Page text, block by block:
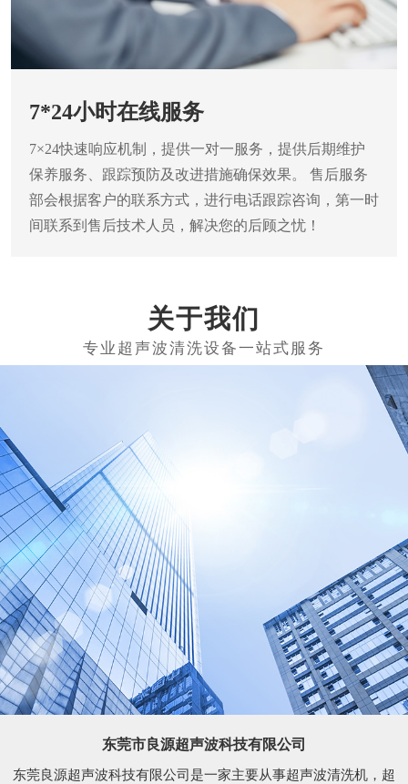
7*24小时在线服务
7×24快速响应机制，提供一对一服务，提供后期维护
保养服务、跟踪预防及改进措施确保效果。
售后服务
部会根据客户的联系方式，进行电话跟踪咨询，第一时
间联系到售后技术人员，解决您的后顾之忧！
关于我们
东莞市良源超声波科技有限公司
东莞良源超声波科技有限公司是一家主要从事超声波清洗机，超